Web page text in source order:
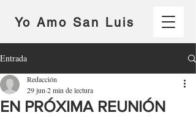
Yo Amo San Luis
Entrada
EN PRÓXIMA REUNIÓN
Redacción
29 jun 2 min de lectura